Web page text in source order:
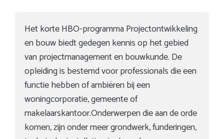
Het korte HBO-programma Projectontwikkeling
en bouw biedt gedegen kennis op het gebied
van projectmanagement en bouwkunde. De
opleiding is bestemd voor professionals die een
functie hebben of ambiëren bij een
woningcorporatie, gemeente of
makelaarskantoor.Onderwerpen die aan de orde
komen, zijn onder meer grondwerk, funderingen,